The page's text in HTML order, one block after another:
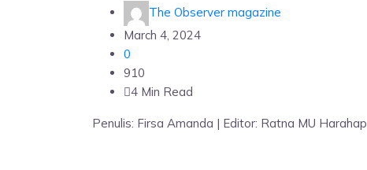
The Observer magazine
March 4, 2024
0
910
4 Min Read
Penulis: Firsa Amanda | Editor: Ratna MU Harahap